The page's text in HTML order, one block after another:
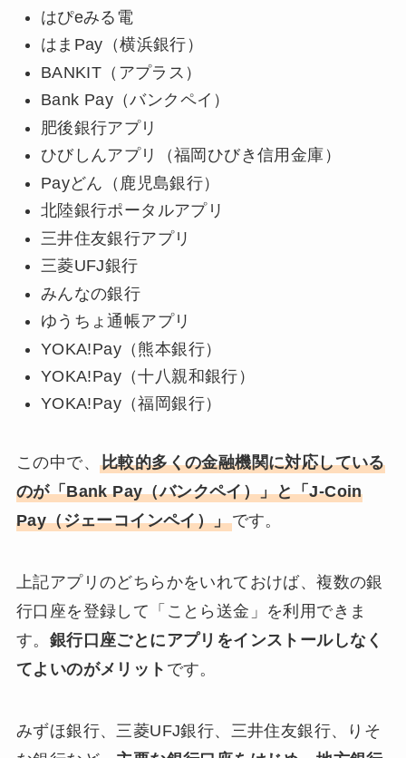
はぴeみる電
はまPay（横浜銀行）
BANKIT（アプラス）
Bank Pay（バンクペイ）
肥後銀行アプリ
ひびしんアプリ（福岡ひびき信用金庫）
Payどん（鹿児島銀行）
北陸銀行ポータルアプリ
三井住友銀行アプリ
三菱UFJ銀行
みんなの銀行
ゆうちょ通帳アプリ
YOKA!Pay（熊本銀行）
YOKA!Pay（十八親和銀行）
YOKA!Pay（福岡銀行）
この中で、 比較的多くの金融機関に対応している
のが「Bank Pay（バンクペイ）」と「J-Coin
Pay（ジェーコインペイ）」です。
上記アプリのどちらかをいれておけば、複数の銀
行口座を登録して「ことら送金」を利用できま
す。 銀行口座ごとにアプリをインストールしなく
てよいのがメリット です。
みずほ銀行、三菱UFJ銀行、三井住友銀行、りそ